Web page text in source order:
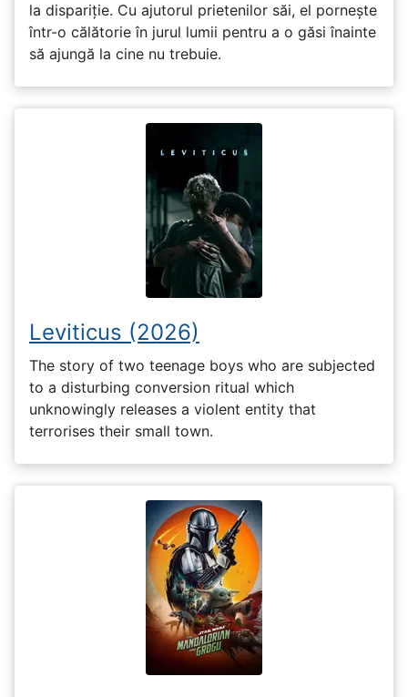
la dispariție. Cu ajutorul prietenilor săi, el pornește
într-o călătorie în jurul lumii pentru a o găsi înainte
să ajungă la cine nu trebuie.
Leviticus (2026)
The story of two teenage boys who are subjected
to a disturbing conversion ritual which
unknowingly releases a violent entity that
terrorises their small town.